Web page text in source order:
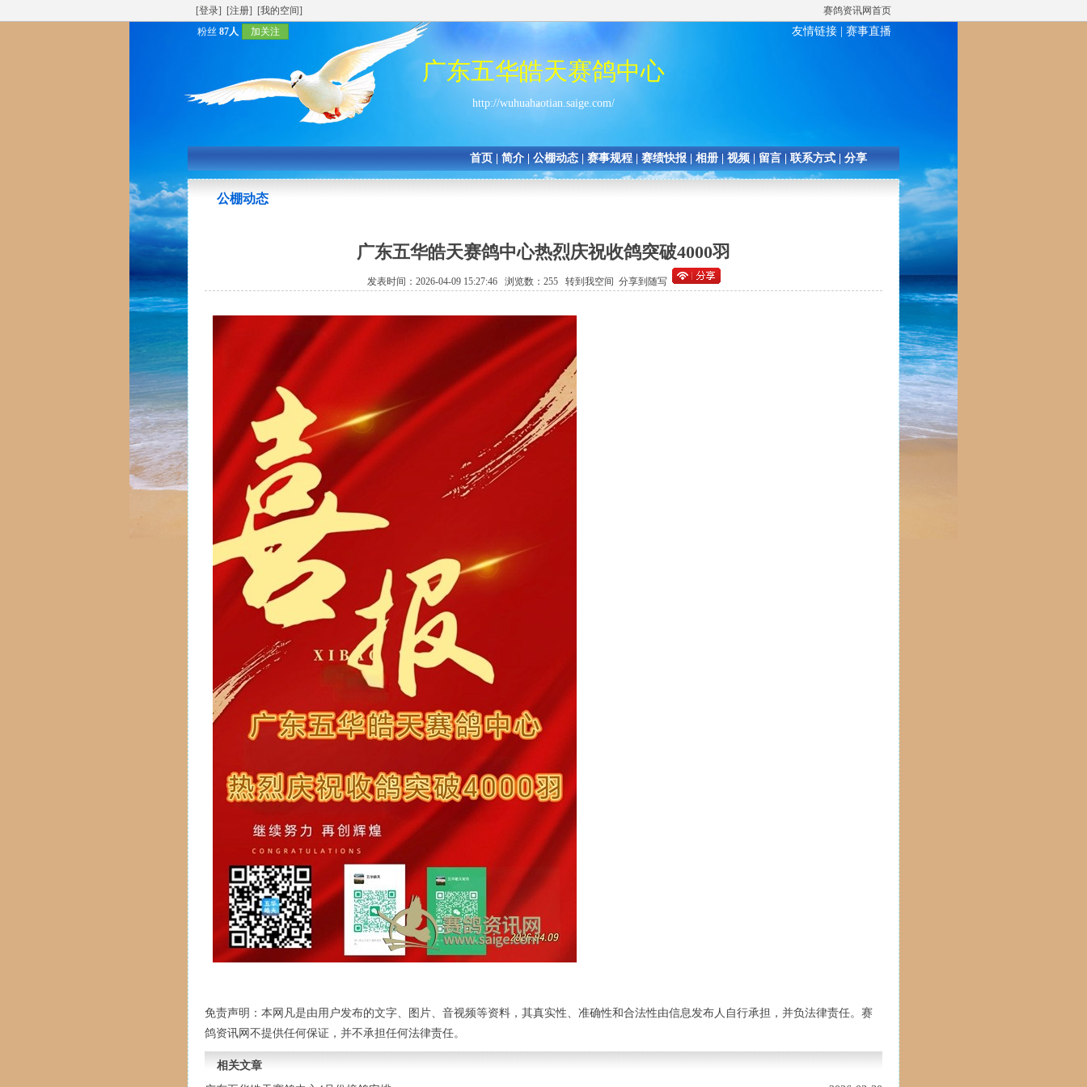
[登录] [注册] [我的空间]
赛鸽资讯网首页
粉丝 87人 加关注 友情链接 赛事直播
广东五华皓天赛鸽中心
http://wuhuahaotian.saige.com/
首页 简介 公棚动态 赛事规程 赛绩快报 相册 视频 留言 联系方式 分享
公棚动态
广东五华皓天赛鸽中心热烈庆祝收鸽突破4000羽
发表时间：2026-04-09 15:27:46 浏览数：255 转到我空间 分享到随写
免责声明：本网凡是由用户发布的文字、图片、音视频等资料，其真实性、准确性和合法性由信息发布人自行承担，并负法律责任。赛
鸽资讯网不提供任何保证，并不承担任何法律责任。
相关文章